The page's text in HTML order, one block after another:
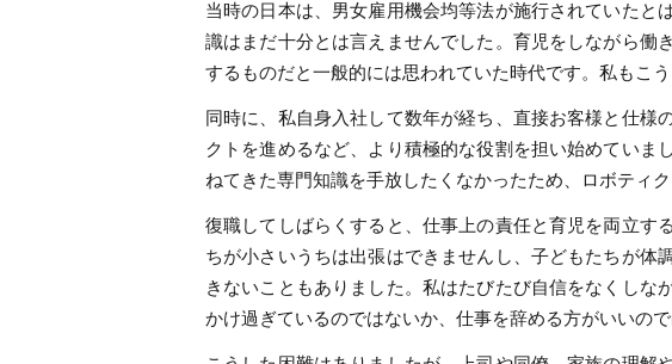
当時の日本は、男女雇用機会均等法が施行されていた
識はまだ十分とは言えませんでした。育児をしながら働
するものだと一般的には思われていた時代です。私もこ
同時に、私自身入社して数年が経ち、直接お客様と仕様
クトを進めるなど、より積極的な役割を担い始めてい
ねてきた専門知識を手放したくなかったため、ロボティ
復職してしばらくすると、仕事上の責任と育児を両立す
ちが小さいうちは出張はできませんし、子どもたちが
きないこともありました。私はたびたび自信をなくし
かけ過ぎているのではないか、仕事を辞める方がいいので